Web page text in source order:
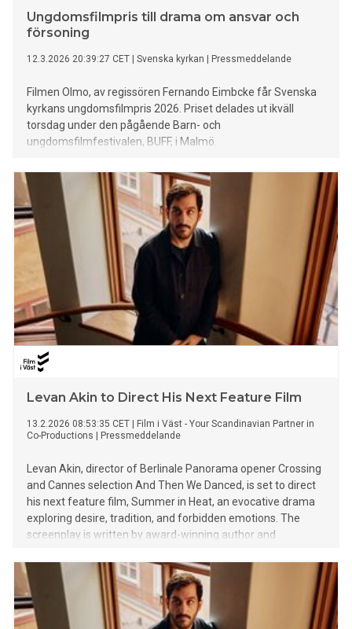
Ungdomsfilmpris till drama om ansvar och
försoning
12.3.2026 20:39:27 CET Svenska kyrkan Pressmeddelande
Filmen Olmo, av regissören Fernando Eimbcke får Svenska
kyrkans ungdomsfilmpris 2026. Priset delades ut ikväll
torsdag under den pågående Barn- och
ungdomsfilmfestivalen, BUFF, i Malmö.
Levan Akin to Direct His Next Feature Film
13.2.2026 08:53:35 CET
Film i Väst - Your Scandinavian Partner in
Co-Productions
Pressmeddelande
Levan Akin, director of Berlinale Panorama opener Crossing
and Cannes selection And Then We Danced, is set to direct
his next feature film, Summer in Heat, an evocative drama
exploring desire, tradition, and forbidden emotions. The
screenplay is written by award-winning author and
co-production with Film i Väst, Adomeit Film, Eaux Vives
Productions and SVT.